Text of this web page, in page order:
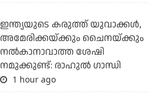
ഇന്ത്യയുടെ കരുത്ത് യുവാക്കള്‍,
അമേരിക്കയ്ക്കും ചൈനയ്ക്കും
നല്‍കാനാവാത്ത ശേഷി
നമുക്കുണ്ട്: രാഹുല്‍ ഗാന്ധി
1 hour ago